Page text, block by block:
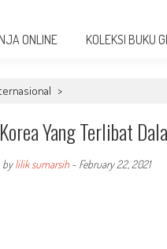
ONLINE KOLEKSI BUKU
>
Yang Terlibat
bylilik sumarsih - February 22, 2021